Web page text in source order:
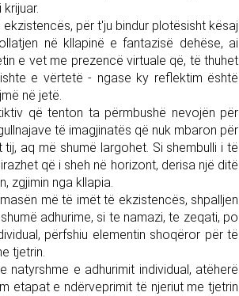
për t'ju bindur plotësisht kësaj
në kllapinë e fantazisë dehëse, ai
e vet me prezencë virtuale që, të thuhet
e vërtetë - ngase ky reflektim është
në jetë.
që tenton ta përmbushë nevojën për
të imagjinatës që nuk mbaron për
aq më shumë largohet. Si shembulli i të
që i sheh në horizont, derisa një ditë
zgjimin nga kllapia.
më të imët të ekzistencës, shpalljen
adhurime, si te namazi, te zeqati, po
përfshiu elementin shoqëror për të
tjetrin.
e adhurimit individual, atëherë
etapat e ndërveprimit të njeriut me tjetrin